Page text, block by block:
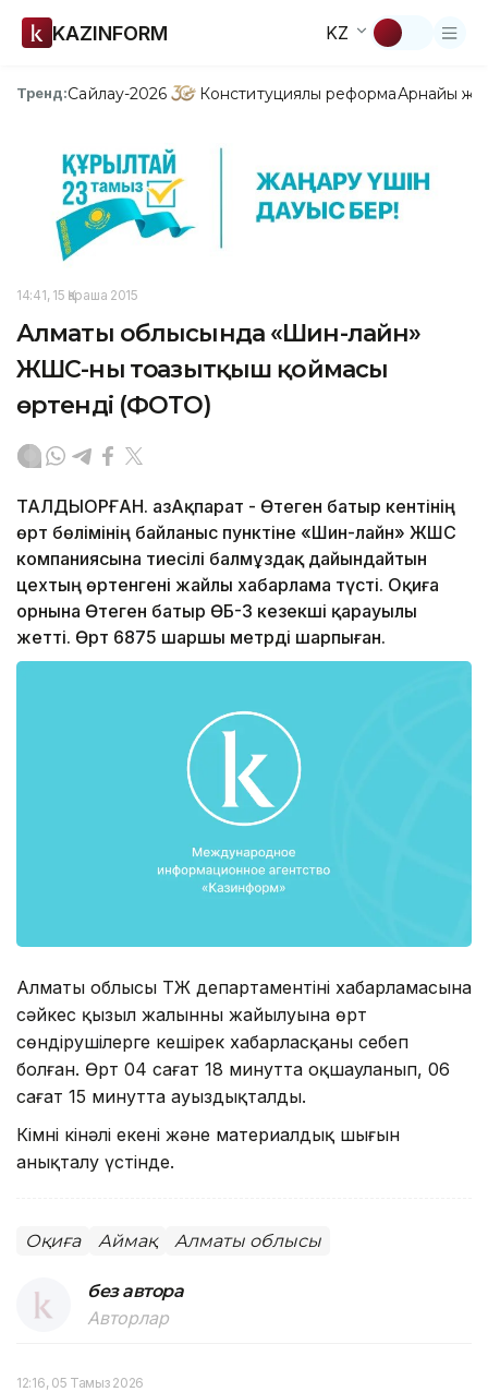
KAZINFORM KZ
Тренд:Сайлау-2026 Конституциялық реформаАрнайы
14:41, 15 Қараша 2015
Алматы облысында «Шин-лайн»
ЖШС-ның тоңазытқыш қоймасы
өртенді (ФОТО)
ТАЛДЫҚОРҒАН. ҚазАқпарат - Өтеген батыр кентінің
өрт бөлімінің байланыс пунктіне «Шин-лайн» ЖШС
компаниясына тиесілі балмұздақ дайындайтын
цехтың өртенгені жайлы хабарлама түсті. Оқиға
орнына Өтеген батыр ӨБ-3 кезекші қарауылы
жетті. Өрт 6875 шаршы метрді шарпыған.
Алматы облысы ТЖ департаментінің хабарламасына
сәйкес қызыл жалынның жайылуына өрт
сөндірушілерге кешірек хабарласқаны себеп
болған. Өрт 04 сағат 18 минутта оқшауланып, 06
сағат 15 минутта ауыздықталды.
Кімнің кінәлі екені және материалдық шығын
анықталу үстінде.
Оқиға Аймақ Алматы облысы
без автора
Авторлар
12:16, 05 Тамыз 2026